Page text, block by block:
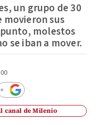
un grupo de 30
movieron sus
molestos
se iban a mover.
canal de Milenio